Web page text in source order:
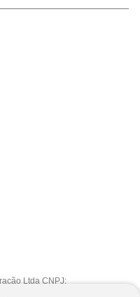
Ltda CNPJ:
© 2025. Preços e